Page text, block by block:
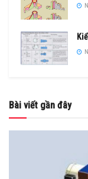
Bài viết gần đây